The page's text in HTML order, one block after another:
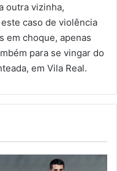
outra vizinha,
caso de violência
em choque, apenas
para se vingar do
em Vila Real.